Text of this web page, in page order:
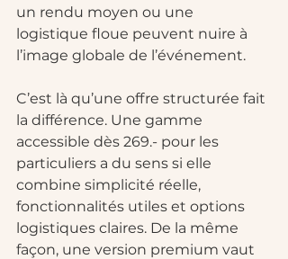
un rendu moyen ou une
logistique floue peuvent nuire à
l’image globale de l’événement.
C’est là qu’une offre structurée fait
la différence. Une gamme
accessible dès 269.- pour les
particuliers a du sens si elle
combine simplicité réelle,
fonctionnalités utiles et options
logistiques claires. De la même
façon, une version premium vaut